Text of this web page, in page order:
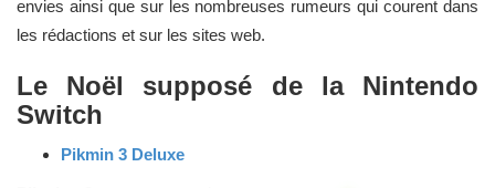
envies ainsi que sur les nombreuses rumeurs qui courent dans
les rédactions et sur les sites web.
Le Noël supposé de la Nintendo
Switch
Pikmin 3 Deluxe